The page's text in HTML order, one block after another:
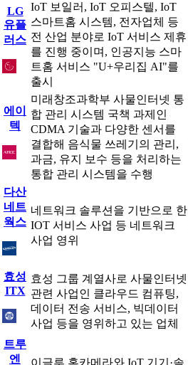
LG
유플
러스
IoT 보일러, IoT 오피스텔, IoT
스마트홈 시스템, 전자업체 등
전 산업 분야로 IoT 서비스 제휴
를 진행 중이며, 인공지능 스마
트홈 서비스 "U+우리집 AI"를
출시
에이
텍
미래창조과학부 사물인터넷 통
합 관리 시스템 국책 과제인
CDMA 기술과 다양한 센서를
결합해 음식물 쓰레기의 관리,
과금, 유지 보수 등을 처리하는
통합 관리 시스템을 수행
다산
네트
웍스
네트워크 솔루션을 기반으로 한
IOT 서비스 사업 등 네트워크
사업 영위
효성
ITX
효성 그룹 계열사로 사물인터넷
관련 사업인 클라우드 컴퓨팅,
데이터 전송 서비스, 빅데이터
사업 등을 영위하고 있는 업체
트루
엔
이글루 홈카메라와 IoT 기기·솔